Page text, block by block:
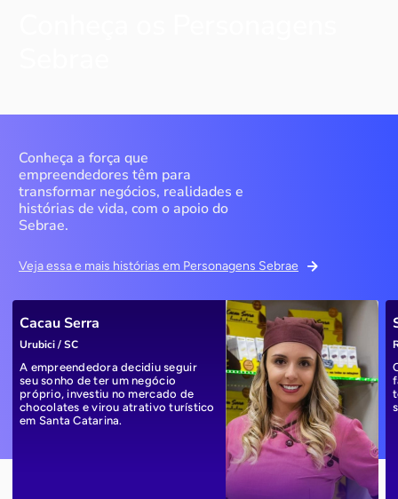
Conheça a força que
empreendedores têm para
transformar negócios, realidades e
histórias de vida, com o apoio do
Sebrae.
Veja essa e mais histórias em Personagens Sebrae
Cacau Serra
Urubici / SC
A empreendedora decidiu seguir
seu sonho de ter um negócio
próprio, investiu no mercado de
chocolates e virou atrativo turístico
em Santa Catarina.